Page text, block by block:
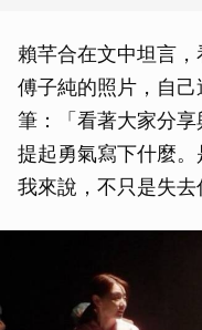
賴芊合在文中坦言
傅子純的照片，自
筆：「看著大家分
提起勇氣寫下什麼
我來說，不只是失去